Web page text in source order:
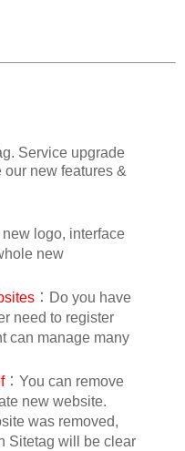
Service upgrade
new features &
new logo, interface
new
：Do you have
need to register
can manage many
：You can remove
new website.
was removed,
Sitetag will be clear